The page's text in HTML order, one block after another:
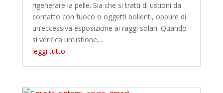
rigenerare la pelle. Sia che si tratti di ustioni da
contatto con fuoco o oggetti bollenti, oppure di
un’eccessiva esposizione ai raggi solari. Quando
si verifica un’ustione,...
leggi tutto